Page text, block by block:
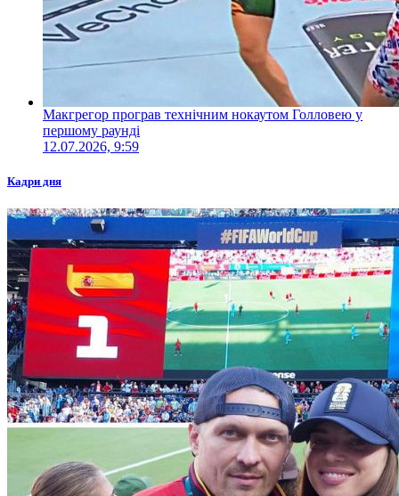
Макгрегор програв технічним нокаутом Голловею у
першому раунді
12.07.2026, 9:59
Кадри дня